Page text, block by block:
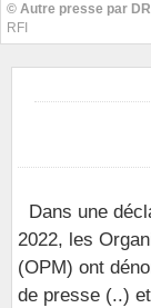
© Autre presse par DR
RFI
Dans une
2022, les
(OPM) ont
de presse (..)